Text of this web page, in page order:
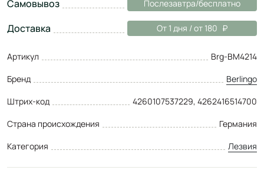
Самовывоз Послезавтра/бесплатно
Доставка От 1 дня / от 180
Артикул
Brg-BM4214
Бренд
Berlingo
Штрих-код
4260107537229, 4262416514700
Страна происхождения
Германия
Категория
Лезвия